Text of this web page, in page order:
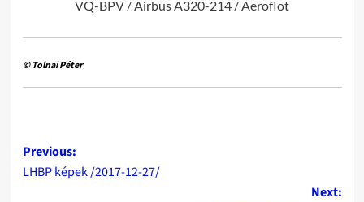
VQ-BPV / Airbus A320-214 / Aeroflot
© Tolnai Péter
Post
navigation
Previous:
LHBP képek /2017-12-27/
Next: